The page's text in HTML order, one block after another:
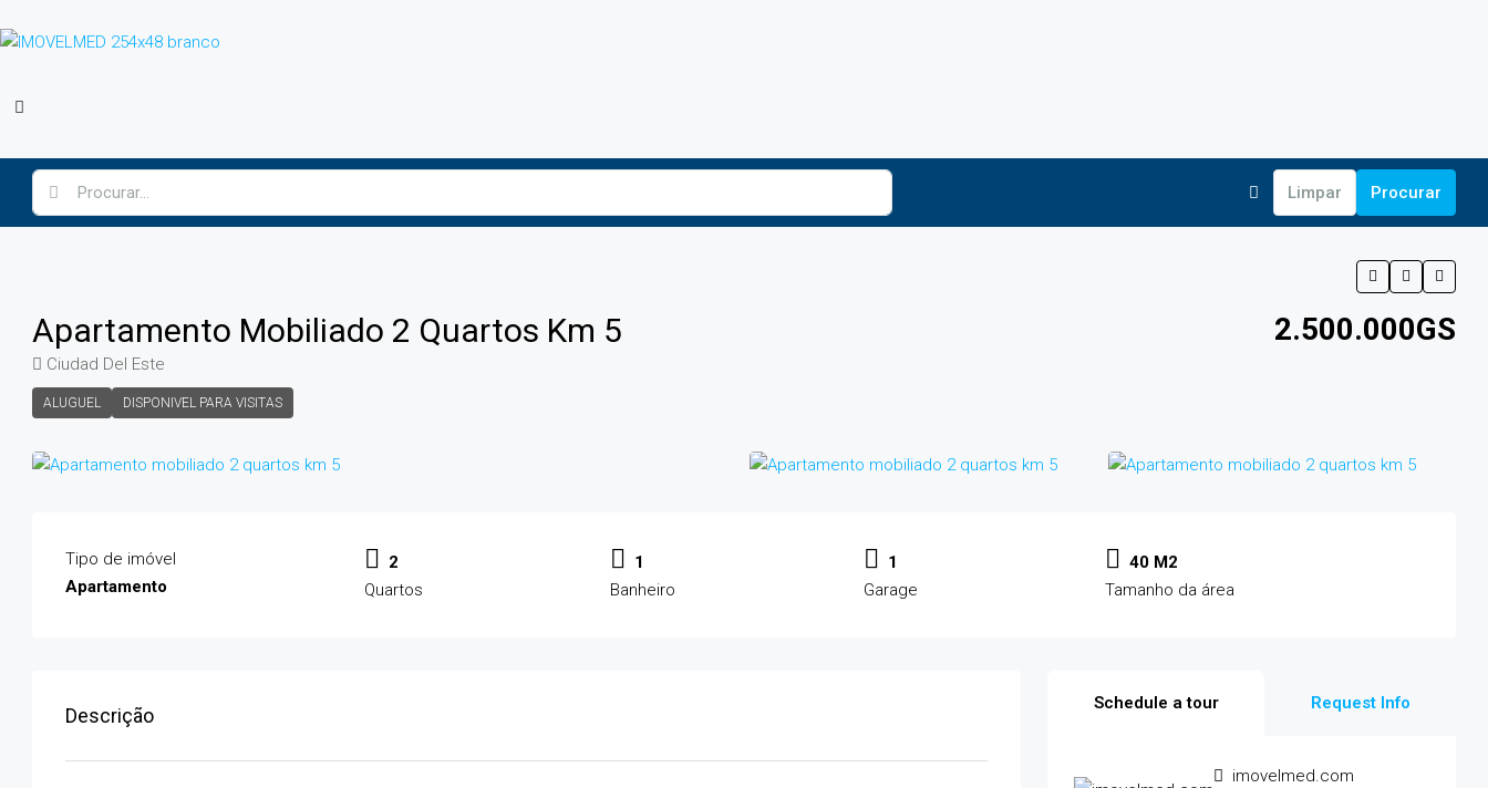
Limpar Procurar
Apartamento Mobiliado 2 Quartos Km 5
Ciudad Del Este
ALUGUEL DISPONIVEL PARA VISITAS
2.500.000GS
Tipo de imóvel
Apartamento
2
Quartos
1
Banheiro
1
Garage
40 M2
Tamanho da área
Descrição
Schedule a tour Request Info
imovelmed.com